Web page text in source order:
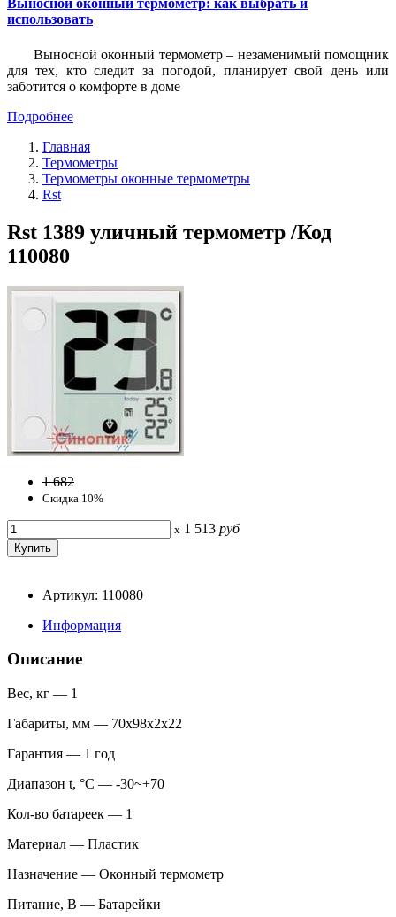
Выносной оконный термометр: как выбрать и
использовать
Выносной оконный термометр – незаменимый помощник
для тех, кто следит за погодой, планирует свой день или
заботится о комфорте в доме
Подробнее
Главная
Термометры
Термометры оконные термометры
Rst
Rst 1389 уличный термометр /Код
110080
1 682
Скидка 10%
x 1 513 руб
Артикул: 110080
Информация
Описание
Вес, кг — 1
Габариты, мм — 70х98х2х22
Гарантия — 1 год
Диапазон t, °С — -30~+70
Кол-во батареек — 1
Материал — Пластик
Назначение — Оконный термометр
Питание, В — Батарейки